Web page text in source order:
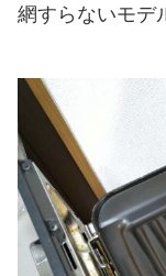
網すらないモデ